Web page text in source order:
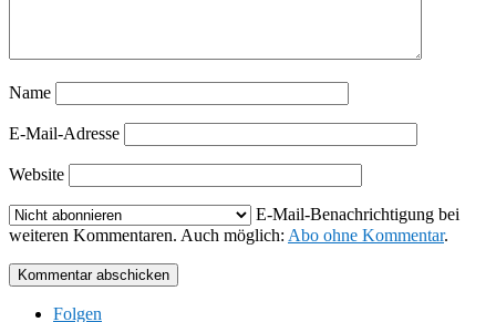
Name
E-Mail-Adresse
Website
E-Mail-Benachrichtigung bei
weiteren Kommentaren. Auch möglich: Abo ohne Kommentar.
Kommentar abschicken
Folgen